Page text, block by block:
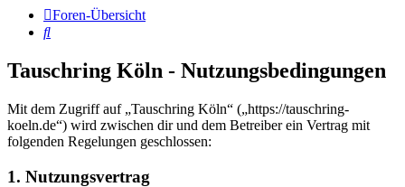
Foren-Übersicht
Suche
Tauschring Köln - Nutzungsbedingungen
Mit dem Zugriff auf „Tauschring Köln“ („https://tauschring-
koeln.de“) wird zwischen dir und dem Betreiber ein Vertrag mit
folgenden Regelungen geschlossen:
1. Nutzungsvertrag